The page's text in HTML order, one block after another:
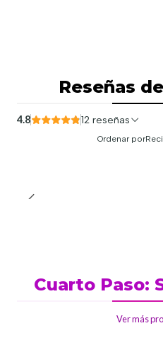
Reseñas
4.8 12 reseñas
Ordenar por
Cuarto Paso:
Ver más